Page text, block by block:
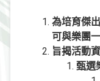
為培育傑
可與樂團
旨揭活動
甄選